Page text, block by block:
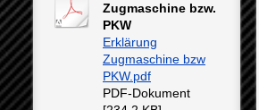
Zugmaschine bzw.
PKW
Erklärung
Zugmaschine bzw
PKW.pdf
PDF-Dokument